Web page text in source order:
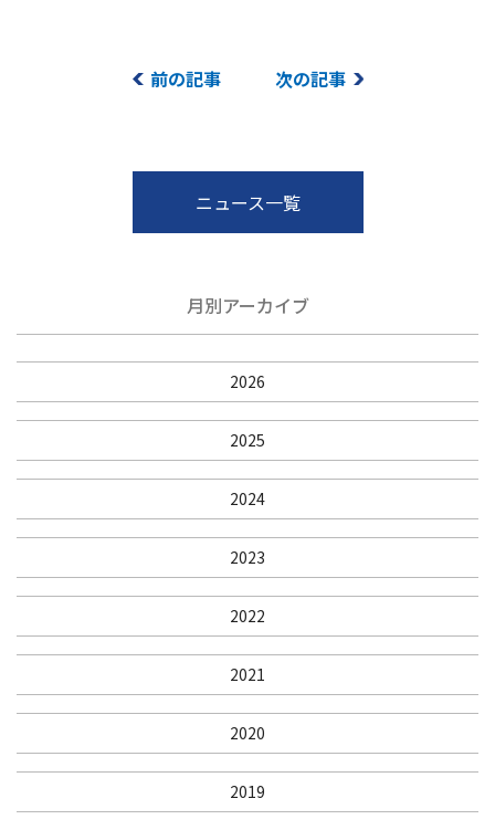
前の記事 次の記事
ニュース一覧
月別アーカイブ
2026
2025
2024
2023
2022
2021
2020
2019